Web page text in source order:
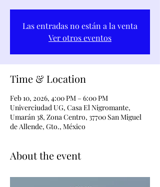
Las entradas no están a la venta
Ver otros eventos
Time & Location
Feb 10, 2026, 4:00 PM – 6:00 PM
Univerciudad UG, Casa El Nigromante,
Umarán 38, Zona Centro, 37700 San Miguel
de Allende, Gto., México
About the event